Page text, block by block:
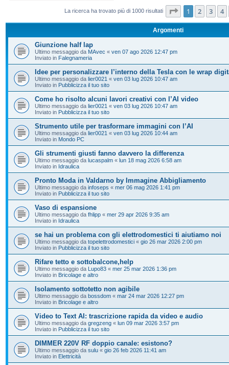
La ricerca ha trovato più di 1000 risultati Pagina di 20
1 2 3 4
Argomenti
Giunzione half lap
Ultimo messaggio da MAvec « ven 07 ago 2026 12:47 pm
Inviato in Falegnameria
Idee per personalizzare l’interno della Tesla con le wrap
Ultimo messaggio da lier0021 « ven 03 lug 2026 10:47 am
Inviato in Pubblicizza il tuo sito
Come ho risolto alcuni lavori creativi con l’AI video
Ultimo messaggio da lier0021 « ven 03 lug 2026 10:47 am
Inviato in Pubblicizza il tuo sito
Strumento utile per trasformare immagini con l’AI
Ultimo messaggio da lier0021 « ven 03 lug 2026 10:44 am
Inviato in Mondo PC
Gli strumenti giusti fanno davvero la differenza
Ultimo messaggio da lucaspalm « lun 18 mag 2026 6:58 am
Inviato in Idraulica
Pronto Moda in Valdarno by Immagine Abbigliamento
Ultimo messaggio da infoseps « mer 06 mag 2026 1:41 pm
Inviato in Pubblicizza il tuo sito
Vaso di espansione
Ultimo messaggio da fhlipp « mer 29 apr 2026 9:35 am
Inviato in Idraulica
se hai un problema con gli elettrodomestici ti aiutiamo noi
Ultimo messaggio da topelettrodomestici « gio 26 mar 2026 2:00 pm
Inviato in Pubblicizza il tuo sito
Rifare tetto e sottobalcone,help
Ultimo messaggio da Lupo83 « mer 25 mar 2026 1:36 pm
Inviato in Bricolage e altro
Isolamento sottotetto non agibile
Ultimo messaggio da bossdom « mar 24 mar 2026 12:27 pm
Inviato in Bricolage e altro
Video to Text AI: trascrizione rapida da video e audio
Ultimo messaggio da gregzeng « lun 09 mar 2026 3:57 pm
Inviato in Pubblicizza il tuo sito
DIMMER 220V RF doppio canale: esistono?
Ultimo messaggio da sulu « gio 26 feb 2026 11:41 am
Inviato in Elettricità